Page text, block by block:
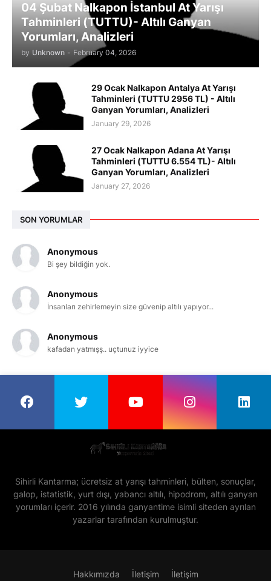
04 Şubat Nalkapon İstanbul At Yarışı
Tahminleri (TUTTU)- Altılı Ganyan
Yorumları, Analizleri
by Unknown - February 04, 2026
29 Ocak Nalkapon Antalya At Yarışı
Tahminleri (TUTTU 2956 TL) - Altılı
Ganyan Yorumları, Analizleri
January 29, 2026
27 Ocak Nalkapon Adana At Yarışı
Tahminleri (TUTTU 6.554 TL)- Altılı
Ganyan Yorumları, Analizleri
January 27, 2026
SON YORUMLAR
Anonymous
Bi şey bildiğin yok.
Anonymous
İnsanları zehirlemeyin size güvenip altılı yapıyor...
Anonymous
kafadan yatmışş.. uçtunuz iyyice
Sihirli Kantarma; ücretsiz at yarışı tahminleri, bülten, sonuçlar,
galop, istatistik, yurt dışı, yabancı altılı, hipodrom, altılı ganyan
yorumları içerir. 2016 yılında ganyantime isimli siteden ayrılan
yazarlar tarafından kurulmuştur.
Hakkımızda İletişim İletişim